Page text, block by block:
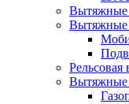
Вытяжные
Вытяжные
Рельсовая
Вытяжные